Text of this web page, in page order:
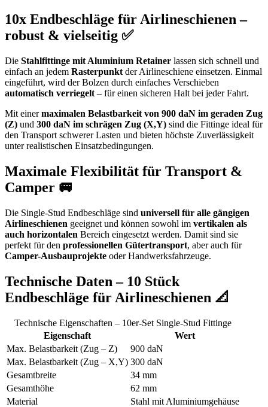
10x Endbeschläge für Airlineschienen –
robust & vielseitig ✅
Die Stahlfittinge mit Aluminium Retainer lassen sich schnell und
einfach an jedem Rasterpunkt der Airlineschiene einsetzen. Einmal
eingeführt, wird der Bolzen durch einfaches Verschieben
automatisch verriegelt – für einen sicheren Halt bei jeder Fahrt.
Mit einermaximalen Belastbarkeit von 900 daN im geraden Zug
(Z) und 300 daN im schrägen Zug (X,Y) sind die Fittinge ideal für
den Transport schwerer Lasten und bieten höchste Zuverlässigkeit
unter realistischen Einsatzbedingungen.
Maximale Flexibilität für Transport &
Camper 🚐
Die Single-Stud Endbeschläge sind universell für alle gängigen
Airlineschienen geeignet und können sowohl im vertikalen als
auch horizontalen Bereich eingesetzt werden. Damit sind sie
perfekt für den professionellen Gütertransport, aber auch für
Camper-Ausbauprojekte oder Handwerksfahrzeuge.
Technische Daten – 10 Stück
Endbeschläge für Airlineschienen 📐
Technische Eigenschaften – 10er-Set Single-Stud Fittinge
Eigenschaft
Wert
Max. Belastbarkeit (Zug – Z)
900 daN
Max. Belastbarkeit (Zug – X,Y) 300 daN
Gesamtbreite
34 mm
Gesamthöhe
62 mm
Material
Stahl mit Aluminiumgehäuse